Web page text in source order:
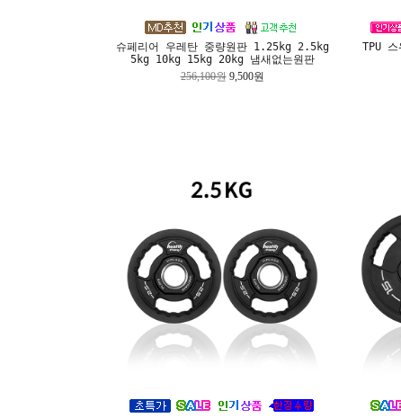
슈페리어 우레탄 중량원판 1.25kg 2.5kg
5kg 10kg 15kg 20kg 냄새없는원판
256,100원 9,500원
TPU